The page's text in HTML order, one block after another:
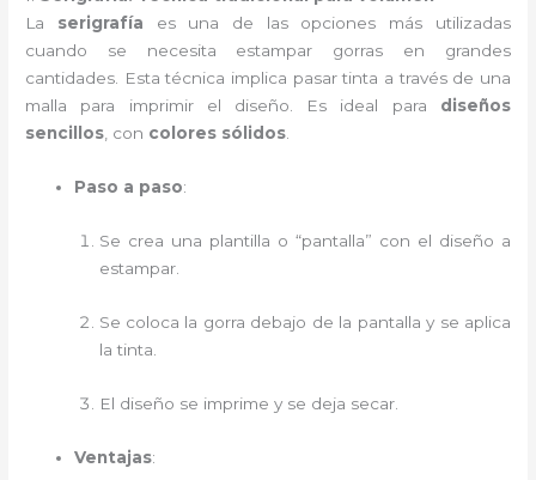
La serigrafía es una de las opciones más utilizadas
cuando se necesita estampar gorras en grandes
cantidades. Esta técnica implica pasar tinta a través de una
malla para imprimir el diseño. Es ideal para diseños
sencillos, con colores sólidos.
Paso a paso:
Se crea una plantilla o “pantalla” con el diseño a
estampar.
Se coloca la gorra debajo de la pantalla y se aplica
la tinta.
El diseño se imprime y se deja secar.
Ventajas: